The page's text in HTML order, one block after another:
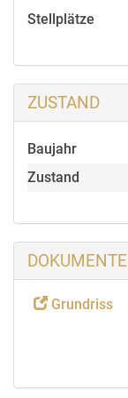
Stellplätze
ZUSTAND
Baujahr
Zustand
DOKUMENTE
Grundriss